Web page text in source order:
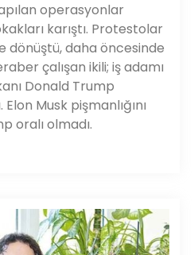
operasyonlar
karıştı. Protestolar
dönüştü, daha öncesinde
çalışan ikili; iş adamı
Donald Trump
Musk pişmanlığını
oralı olmadı.